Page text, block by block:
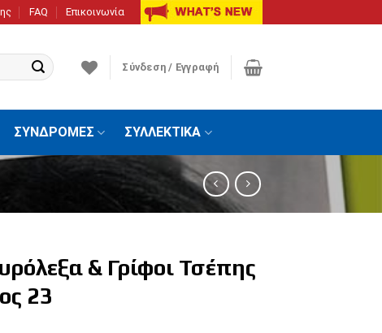
FAQ Επικοινωνία
Σύνδεση / Εγγραφή
ΣΥΝΔΡΟΜΕΣ ΣΥΛΛΕΚΤΙΚΑ
& Γρίφοι Τσέπης
23